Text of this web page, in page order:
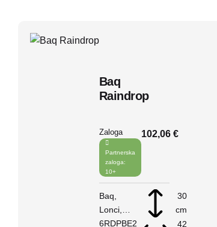
Baq
Raindrop
Zaloga
Partnerska
zaloga:
10+
102,06 €
Baq
Lonci
Raindrop
6RDPBE2
30
cm
42